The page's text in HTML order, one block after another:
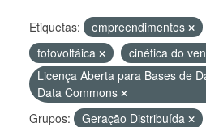
Etiquetas: empreendimentos
fotovoltáica
cinética do
Licença Aberta para Bases de
Data Commons
Grupos:
Geração Distribuída